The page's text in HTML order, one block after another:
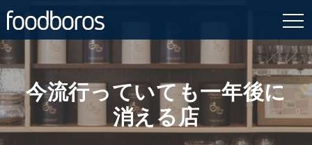
Skip
to
content
今流行っていても一年後に
消える店